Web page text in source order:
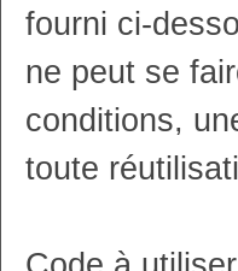
fourni ci-
ne peut se
conditions,
toute